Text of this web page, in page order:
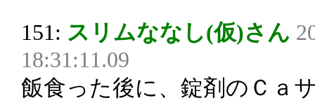
151: スリムななし(仮)さん
18:31:11.09
飯食った後に、錠剤のＣａ